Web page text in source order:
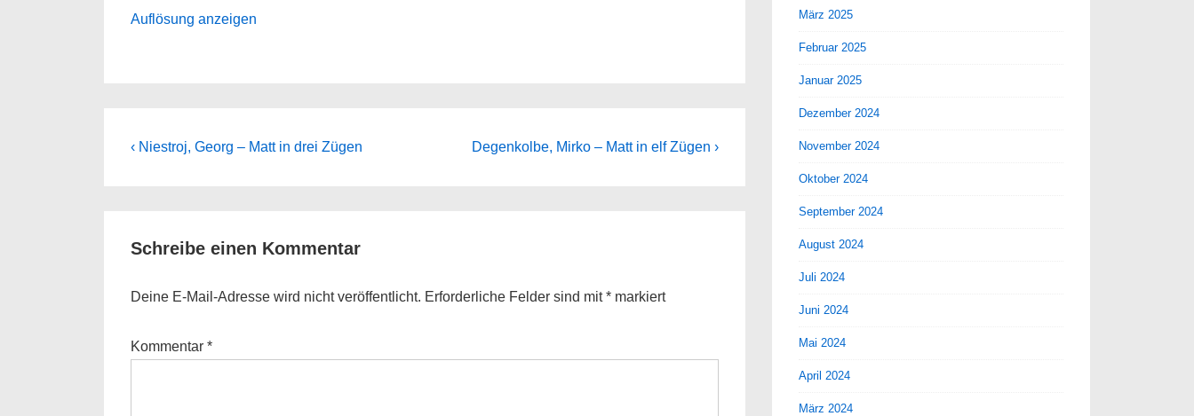
Auflösung anzeigen
Beitragsnavigation
Previous
‹ Niestroj, Georg – Matt in drei Zügen
Next
Degenkolbe, Mirko – Matt in elf Zügen ›
Schreibe einen Kommentar
Deine E-Mail-Adresse wird nicht veröffentlicht. Erforderliche Felder sind mit* markiert
Kommentar *
März 2025
Februar 2025
Januar 2025
Dezember 2024
November 2024
Oktober 2024
September 2024
August 2024
Juli 2024
Juni 2024
Mai 2024
April 2024
März 2024